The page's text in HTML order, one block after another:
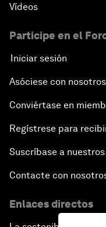
Vídeos
Participe en el
Iniciar sesión
Asóciese con nosotros
Conviértase en
Regístrese para
Suscríbase a
Contacte con
Enlaces directos